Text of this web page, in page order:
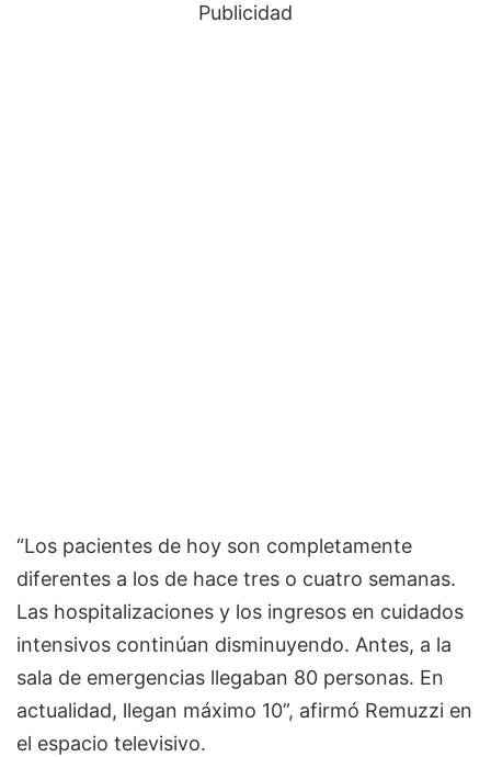
Publicidad
“Los pacientes de hoy son completamente
diferentes a los de hace tres o cuatro semanas.
Las hospitalizaciones y los ingresos en cuidados
intensivos continúan disminuyendo. Antes, a la
sala de emergencias llegaban 80 personas. En
actualidad, llegan máximo 10”, afirmó Remuzzi en
el espacio televisivo.